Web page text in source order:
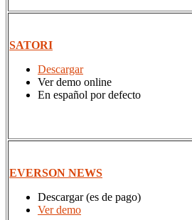
SATORI
Descargar
Ver demo online
En español por defecto
EVERSON NEWS
Descargar (es de pago)
Ver demo